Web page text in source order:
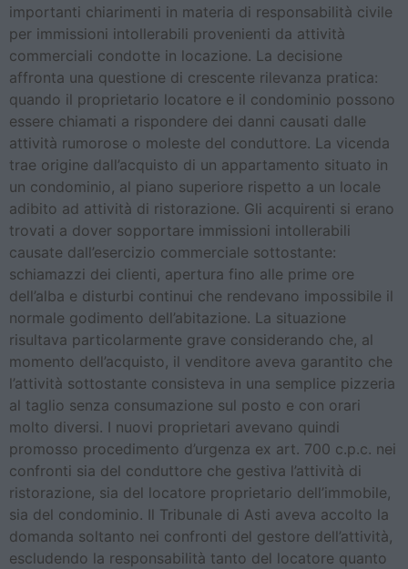
importanti chiarimenti in materia di responsabilità civile
per immissioni intollerabili provenienti da attività
commerciali condotte in locazione. La decisione
affronta una questione di crescente rilevanza pratica:
quando il proprietario locatore e il condominio possono
essere chiamati a rispondere dei danni causati dalle
attività rumorose o moleste del conduttore. La vicenda
trae origine dall’acquisto di un appartamento situato in
un condominio, al piano superiore rispetto a un locale
adibito ad attività di ristorazione. Gli acquirenti si erano
trovati a dover sopportare immissioni intollerabili
causate dall’esercizio commerciale sottostante:
schiamazzi dei clienti, apertura fino alle prime ore
dell’alba e disturbi continui che rendevano impossibile il
normale godimento dell’abitazione. La situazione
risultava particolarmente grave considerando che, al
momento dell’acquisto, il venditore aveva garantito che
l’attività sottostante consisteva in una semplice pizzeria
al taglio senza consumazione sul posto e con orari
molto diversi. I nuovi proprietari avevano quindi
promosso procedimento d’urgenza ex art. 700 c.p.c. nei
confronti sia del conduttore che gestiva l’attività di
ristorazione, sia del locatore proprietario dell’immobile,
sia del condominio. Il Tribunale di Asti aveva accolto la
domanda soltanto nei confronti del gestore dell’attività,
escludendo la responsabilità tanto del locatore quanto